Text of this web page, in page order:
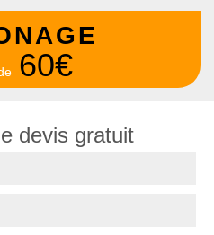
60€
devis gratuit